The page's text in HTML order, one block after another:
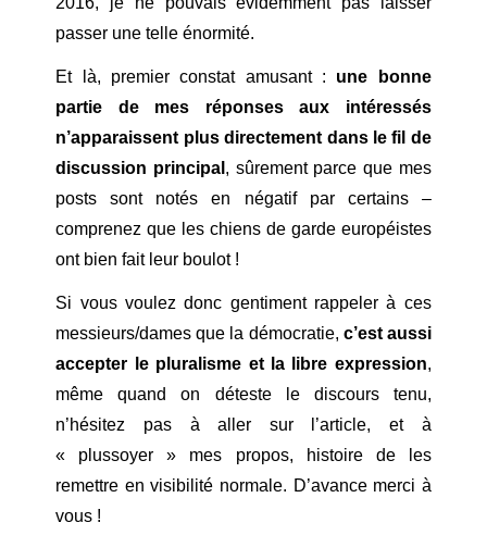
passer une telle énormité.
Et là, premier constat amusant : une bonne
partie de mes réponses aux intéressés
n’apparaissent plus directement dans le fil de
discussion principal , sûrement parce que mes
posts sont notés en négatif par certains –
comprenez que les chiens de garde européistes
ont bien fait leur boulot !
Si vous voulez donc gentiment rappeler à ces
messieurs/dames que la démocratie, c’est aussi
accepter le pluralisme et la libre expression,
même quand on déteste le discours tenu,
n’hésitez pas à aller sur l’article, et à
« plussoyer » mes propos, histoire de les
remettre en visibilité normale. D’avance merci à
vous !